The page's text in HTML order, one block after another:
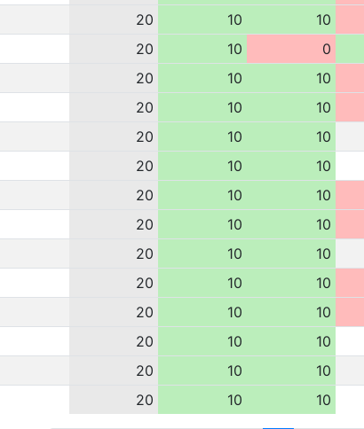
20 10 10
20 10 0
20 10 10
20 10 10
20 10
10
20 10
10
20 10 10
20 10 10
20 10
10
20 10 10
20 10 10
20 10
10
20 10
10
20 10 10